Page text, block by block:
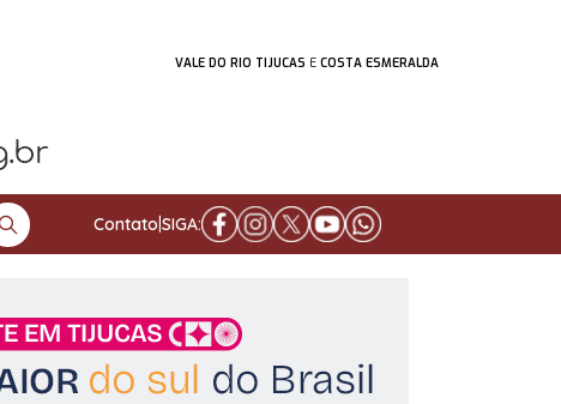
VALE DO RIO TIJUCAS E COSTA ESMERALDA
Contato SIGA: